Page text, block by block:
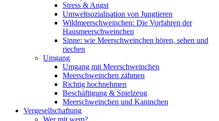
Stress & Angst
Umweltsozialisation von Jungtieren
Wildmeerschweinchen: Die Vorfahren der
Hausmeerschweinchen
Sinne: wie Meerschweinchen hören, sehen und
riechen
Umgang
Umgang mit Meerschweinchen
Meerschweinchen zähmen
Richtig hochnehmen
Beschäftigung & Spielzeug
Meerschweinchen und Kaninchen
Vergesellschaftung
Wer mit wem?